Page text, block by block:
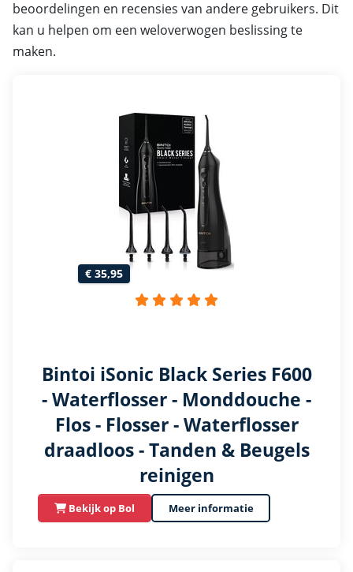
beoordelingen en recensies van andere gebruikers. Dit
kan u helpen om een weloverwogen beslissing te
maken.
€ 35,95
Bintoi iSonic Black Series F600
- Waterflosser - Monddouche -
Flos - Flosser - Waterflosser
draadloos - Tanden & Beugels
reinigen
Bekijk op Bol Meer informatie